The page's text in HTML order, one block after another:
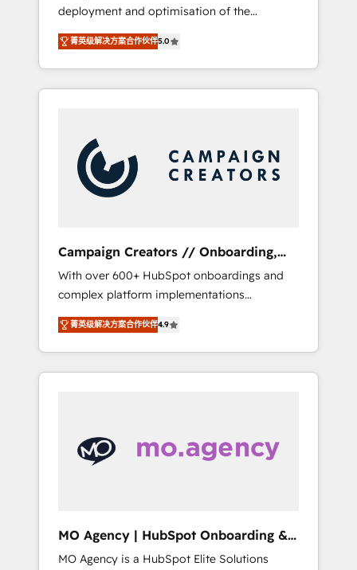
deployment and optimisation of the
HubSpot CRM platform. Our highly
experienced team of solutions experts will
ensure that you achieve maximum adoption
and ROI from your HubSpot investment. Use
your team on their HubSpot journey, design
and implement your processes and skilfully
bring your revenue infrastructure to life. Our
collaborative approach keeps you in control
supported over 500 organisations with
HubSpot implementation, optimisation,
training, and adoption assurance. Our tried
and tested Roadmap methodology will
ensure that you receive the best deployment
experience possible. Whether you are new to
HubSpot or seeking to turn around a poor
菁英级解决方案合作伙伴5.0
Campaign Creators // Onboarding,
CRM Migration
With over 600+ HubSpot onboardings and
complex platform implementations
delivered, CC is the go-to Elite Solutions
Partner for businesses ready to migrate,
replatform, and scale smarter. We specialize
in high-impact CRM and CMS migrations and
turning fragmented systems into unified,
growth-ready HubSpot architectures that
custom integrations across your full tech
stack. - Custom object setup, CMS builds, and
菁英级解决方案合作伙伴4.9
MO Agency | HubSpot Onboarding &
Implementation
MO Agency is a HubSpot Elite Solutions